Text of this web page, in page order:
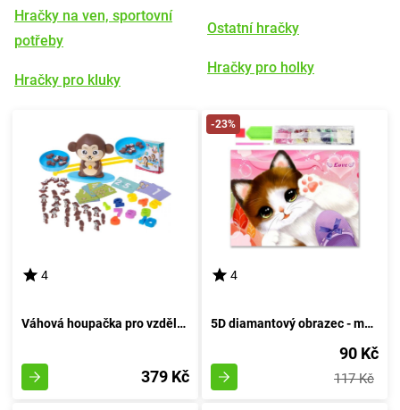
Hračky na ven, sportovní
potřeby
Hračky pro kluky
Ostatní hračky
Hračky pro holky
4
Váhová houpačka pro vzdělávání opic
379 Kč
-23%
4
5D diamantový obrazec - malé koťátko
90 Kč
117 Kč